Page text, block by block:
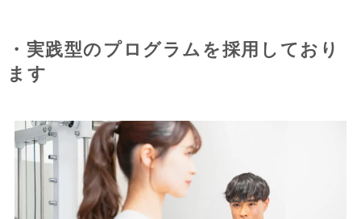
・実践型のプログラムを採用しており
ます